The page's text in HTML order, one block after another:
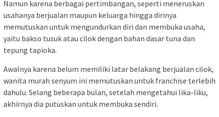
Namun karena berbagai pertimbangan, seperti meneruskan
usahanya berjualan maupun keluarga hingga dirinya
memutuskan untuk mengundurkan diri dan membuka usaha,
yaitu bakso tusuk atau cilok dengan bahan dasar tuna dan
tepung tapioka.
Awalnya karena belum memiliki latar belakang berjualan cilok,
wanita murah senyum ini memutuskan untuk franchise terlebih
dahulu. Selang beberapa bulan, setelah mengetahui lika-liku,
akhirnya dia putuskan untuk membuka sendiri.